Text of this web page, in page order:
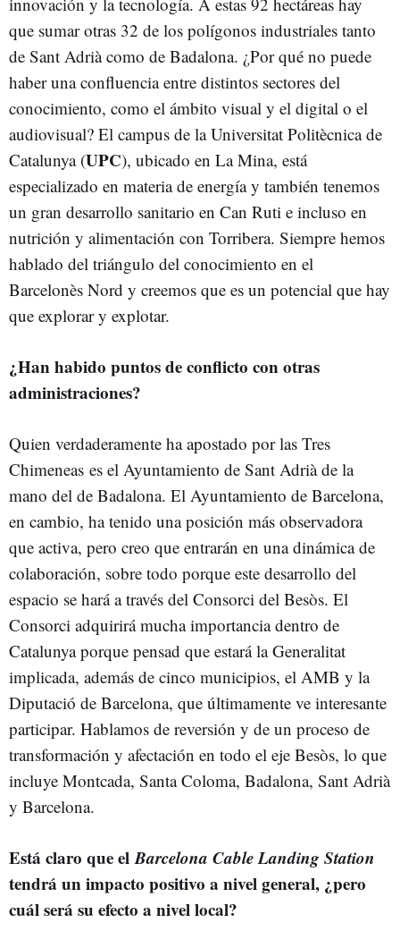
que sumar otras 32 de los polígonos industriales tanto
de Sant Adrià como de Badalona. ¿Por qué no puede
haber una confluencia entre distintos sectores del
conocimiento, como el ámbito visual y el digital o el
audiovisual? El campus de la Universitat Politècnica de
Catalunya (UPC), ubicado en La Mina, está
especializado en materia de energía y también tenemos
un gran desarrollo sanitario en Can Ruti e incluso en
nutrición y alimentación con Torribera. Siempre hemos
hablado del triángulo del conocimiento en el
Barcelonès Nord y creemos que es un potencial que hay
que explorar y explotar.
¿Han habido puntos de conflicto con otras
administraciones?
Quien verdaderamente ha apostado por las Tres
Chimeneas es el Ayuntamiento de Sant Adrià de la
mano del de Badalona. El Ayuntamiento de Barcelona,
en cambio, ha tenido una posición más observadora
que activa, pero creo que entrarán en una dinámica de
colaboración, sobre todo porque este desarrollo del
espacio se hará a través del Consorci del Besòs. El
Consorci adquirirá mucha importancia dentro de
Catalunya porque pensad que estará la Generalitat
implicada, además de cinco municipios, el AMB y la
Diputació de Barcelona, que últimamente ve interesante
participar. Hablamos de reversión y de un proceso de
transformación y afectación en todo el eje Besòs, lo que
incluye Montcada, Santa Coloma, Badalona, Sant Adrià
y Barcelona.
Está claro que elBarcelona Cable Landing Station
tendrá un impacto positivo a nivel general, ¿pero
cuál será su efecto a nivel local?